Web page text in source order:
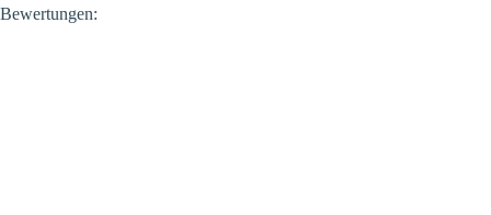
Bewertungen: